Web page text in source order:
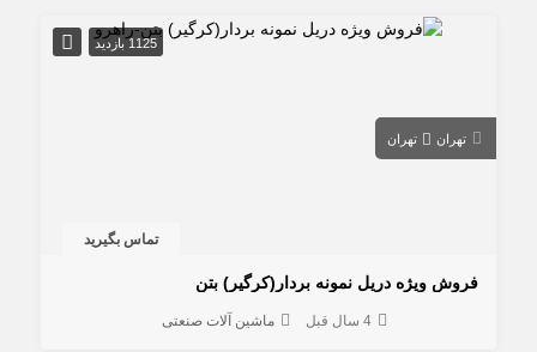
1125 بازدید
تهران تهران
تماس بگیرید
فروش ویژه دریل نمونه بردار(کرگیر) بتن
4 سال قبل ماشین آلات صنعتی